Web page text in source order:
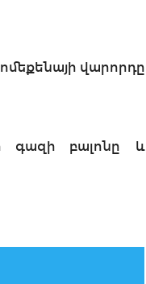
վարորդը
գազի բալոնը և